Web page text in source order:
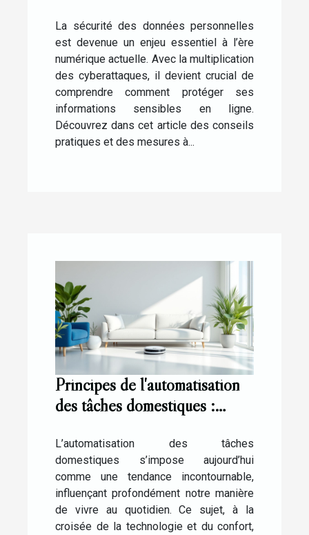
La sécurité des données personnelles
est devenue un enjeu essentiel à l’ère
numérique actuelle. Avec la multiplication
des cyberattaques, il devient crucial de
comprendre comment protéger ses
informations sensibles en ligne.
Découvrez dans cet article des conseils
pratiques et des mesures à...
Principes de l'automatisation
des tâches domestiques :
L’automatisation des tâches
domestiques s’impose aujourd’hui
comme une tendance incontournable,
influençant profondément notre manière
de vivre au quotidien. Ce sujet, à la
croisée de la technologie et du confort,